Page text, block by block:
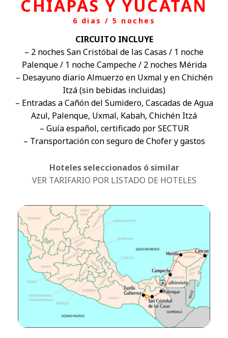
CHIAPAS Y YUCATAN
6 dias / 5 noches
CIRCUITO INCLUYE
– 2 noches San Cristóbal de las Casas / 1 noche
Palenque / 1 noche Campeche / 2 noches Mérida
– Desayuno diario Almuerzo en Uxmal y en Chichén
Itzá (sin bebidas incluidas)
– Entradas a Cañón del Sumidero, Cascadas de Agua
Azul, Palenque, Uxmal, Kabah, Chichén Itzá
– Guía español, certificado por SECTUR
– Transportación con seguro de Chofer y gastos
Hoteles seleccionados ó similar
VER TARIFARIO POR LISTADO DE HOTELES